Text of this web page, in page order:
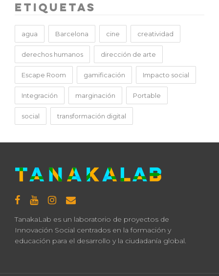
Etiquetas
agua Barcelona cine creatividad
derechos humanos dirección de arte
Escape Room gamificación Impacto social
Integración marginación Portable
social transformación digital
TanakaLab es un laboratorio de proyectos de
Innovación Social centrados en la formación y
educación para el desarrollo y la ciudadanía global.